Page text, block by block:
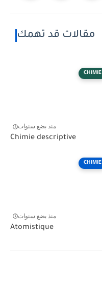
مقالات قد تهمك
CHIMIE
منذ بضع سنوات
Chimie descriptive
CHIMIE
منذ بضع سنوات
Atomistique